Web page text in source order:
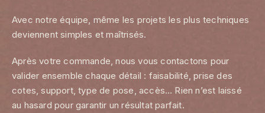
Avec notre équipe, même les projets les plus techniques
deviennent simples et maîtrisés.
Après votre commande, nous vous contactons pour
valider ensemble chaque détail : faisabilité, prise des
cotes, support, type de pose, accès… Rien n’est laissé
au hasard pour garantir un résultat parfait.